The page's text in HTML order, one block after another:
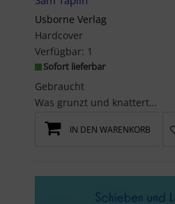
Usborne Verlag
Hardcover
Verfügbar: 1
Sofort lieferbar
Gebraucht
Was grunzt und knattert denn da?'MUH!', ruft die Kuh und 'MÄH!', macht das Schaf. Bewege ...
IN DEN WARENKORB